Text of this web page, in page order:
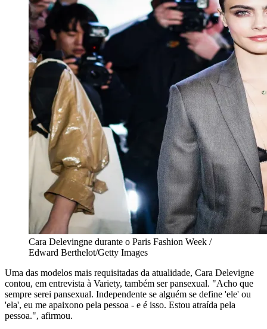
Cara Delevingne durante o Paris Fashion Week /
Edward Berthelot/Getty Images
Uma das modelos mais requisitadas da atualidade, Cara Delevigne
contou, em entrevista à Variety, também ser pansexual. "Acho que
sempre serei pansexual. Independente se alguém se define 'ele' ou
'ela', eu me apaixono pela pessoa - e é isso. Estou atraída pela
pessoa.", afirmou.